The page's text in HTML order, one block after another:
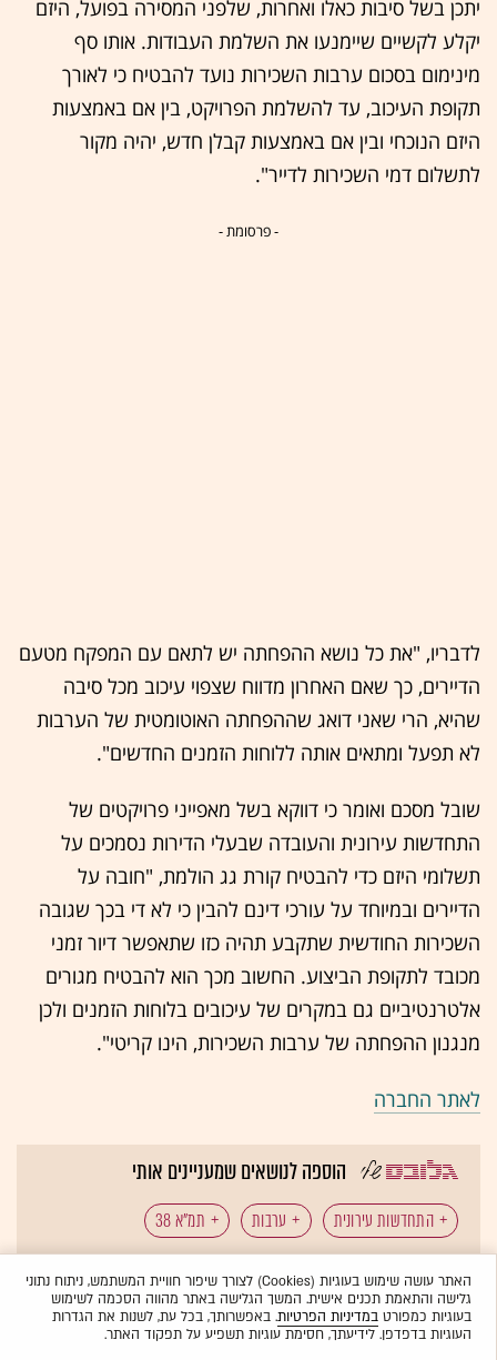
יתכן בשל סיבות כאלו ואחרות, שלפני המסירה בפועל, היזם
יקלע לקשיים שיימנעו את השלמת העבודות. אותו סף
מינימום בסכום ערבות השכירות נועד להבטיח כי לאורך
תקופת העיכוב, עד להשלמת הפרויקט, בין אם באמצעות
היזם הנוכחי ובין אם באמצעות קבלן חדש, יהיה מקור
לתשלום דמי השכירות לדייר".
- פרסומת -
לדבריו, "את כל נושא ההפחתה יש לתאם עם המפקח מטעם
הדיירים, כך שאם האחרון מדווח שצפוי עיכוב מכל סיבה
שהיא, הרי שאני דואג שההפחתה האוטומטית של הערבות
לא תפעל ומתאים אותה ללוחות הזמנים החדשים".
שובל מסכם ואומר כי דווקא בשל מאפייני פרויקטים של
התחדשות עירונית והעובדה שבעלי הדירות נסמכים על
תשלומי היזם כדי להבטיח קורת גג הולמת, "חובה על
הדיירים ובמיוחד על עורכי דינם להבין כי לא די בכך שגובה
השכירות החודשית שתקבע תהיה כזו שתאפשר דיור זמני
מכובד לתקופת הביצוע. החשוב מכך הוא להבטיח מגורים
אלטרנטיביים גם במקרים של עיכובים בלוחות הזמנים ולכן
מנגנון ההפחתה של ערבות השכירות, הינו קריטי".
לאתר החברה
הוספה לנושאים שמעניינים אותי
התחדשות עירונית ערבות תמ"א 38
שובל יושע עו"ד רועי שובלהאתר עושה שימוש בעוגיות (Cookies) לצורך שיפור חוויית המשתמש, ניתוח נתוני
גלישה והתאמת תכנים אישית. המשך הגלישה באתר מהווה הסכמה לשימוש
בעוגיות כמפורטבמדיניות הפרטיות. באפשרותך, בכל עת, לשנות את הגדרות
העוגיות בדפדפן. לידיעתך, חסימת עוגיות תשפיע על תפקוד האתר.